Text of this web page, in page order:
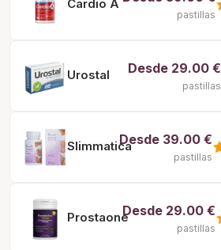
Cardio A
pastillas
Urostal Desde 29.00 €
pastillas
SlimmaticaDesde 39.00 €
pastillas
ProstaoneDesde 29.00 €
pastillas